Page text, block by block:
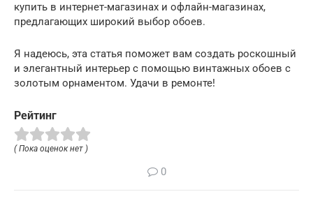
купить в интернет-магазинах и офлайн-магазинах,
предлагающих широкий выбор обоев.
Я надеюсь, эта статья поможет вам создать роскошный
и элегантный интерьер с помощью винтажных обоев с
золотым орнаментом. Удачи в ремонте!
Рейтинг
( Пока оценок нет )
0